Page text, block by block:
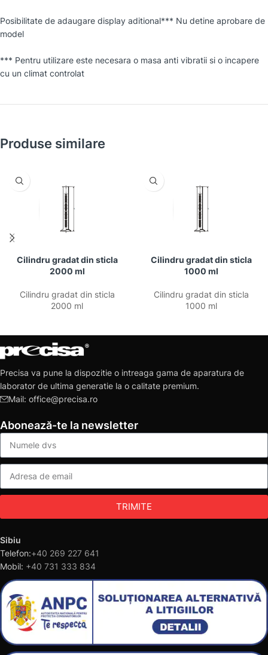
Posibilitate de adaugare display aditional*** Nu detine aprobare de
model
*** Pentru utilizare este necesara o masa anti vibratii si o incapere
cu un climat controlat
Produse similare
Cilindru gradat din sticla
2000 ml
Cilindru gradat din sticla
2000 ml
Cilindru gradat din sticla
1000 ml
Cilindru gradat din sticla
1000 ml
Precisa va pune la dispozitie o intreaga gama de aparatura de
laborator de ultima generatie la o calitate premium.
Mail: office@precisa.ro
Abonează-te la newsletter
TRIMITE
Sibiu
Telefon:+40 269 227 641
Mobil: +40 731 333 834